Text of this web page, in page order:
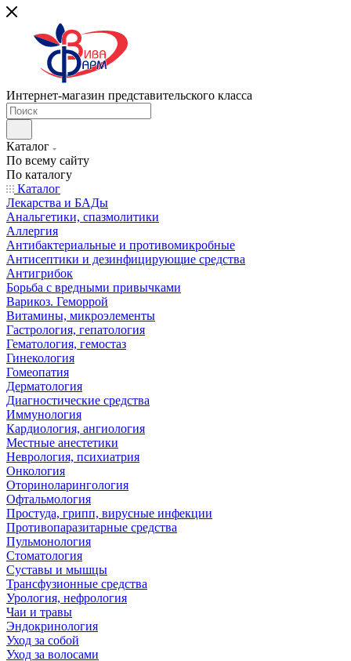
Интернет-магазин представительского класса
Каталог
По всему сайту
По каталогу
Каталог
Лекарства и БАДы
Анальгетики, спазмолитики
Аллергия
Антибактериальные и противомикробные
Антисептики и дезинфицирующие средства
Антигрибок
Борьба с вредными привычками
Варикоз. Геморрой
Витамины, микроэлементы
Гастрология, гепатология
Гематология, гемостаз
Гинекология
Гомеопатия
Дерматология
Диагностические средства
Иммунология
Кардиология, ангиология
Местные анестетики
Неврология, психиатрия
Онкология
Оториноларингология
Офтальмология
Простуда, грипп, вирусные инфекции
Противопаразитарные средства
Пульмонология
Стоматология
Суставы и мышцы
Трансфузионные средства
Урология, нефрология
Чаи и травы
Эндокринология
Уход за собой
Уход за волосами